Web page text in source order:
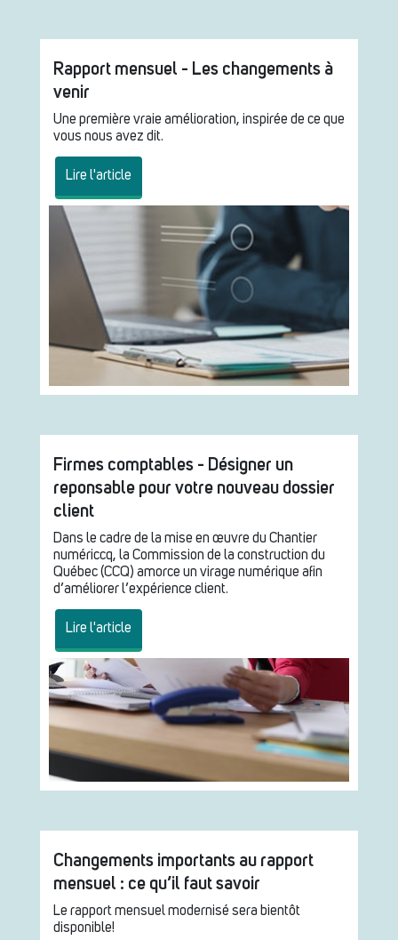
Rapport mensuel - Les changements à
venir
Une première vraie amélioration, inspirée de ce que
vous nous avez dit.
Lire l'article
Firmes comptables - Désigner un
reponsable pour votre nouveau dossier
client
Dans le cadre de la mise en œuvre du Chantier
numériccq, la Commission de la construction du
Québec (CCQ) amorce un virage numérique afin
d’améliorer l’expérience client.
Lire l'article
Changements importants au rapport
mensuel : ce qu’il faut savoir
Le rapport mensuel modernisé sera bientôt
disponible!